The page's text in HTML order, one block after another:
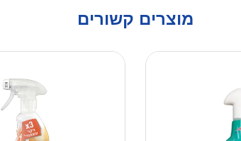
מוצרים קשורים